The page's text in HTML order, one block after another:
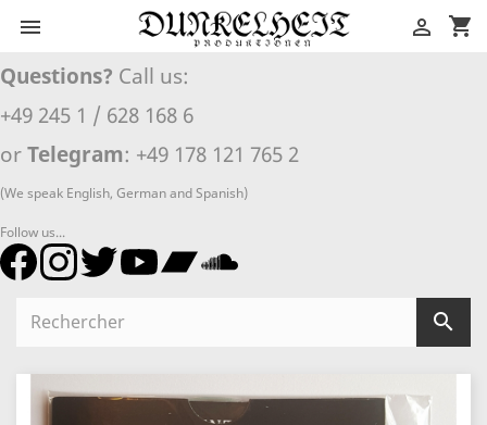
 shopping_cart

Questions? Call us:
+49 245 1 / 628 168 6
or Telegram: +49 178 121 765 2
(We speak English, German and Spanish)
Follow us...
